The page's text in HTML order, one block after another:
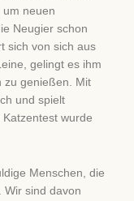
neuen
Neugier schon
sich von sich aus
gelingt es ihm
zu genießen. Mit
und spielt
wurde
Menschen, die
Wir sind davon